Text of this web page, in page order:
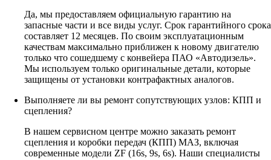
Да, мы предоставляем официальную гарантию на
запасные части и все виды услуг. Срок гарантийного срока
составляет 12 месяцев. По своим эксплуатационным
качествам максимально приближен к новому двигателю
только что сошедшему с конвейера ПАО «Автодизель».
Мы используем только оригинальные детали, которые
защищены от установки контрафактных аналогов.
Выполняете ли вы ремонт сопутствующих узлов: КПП и
сцепления?
В нашем сервисном центре можно заказать ремонт
сцепления и коробки передач (КПП) МАЗ, включая
современные модели ZF (16s, 9s, 6s). Наши специалисты